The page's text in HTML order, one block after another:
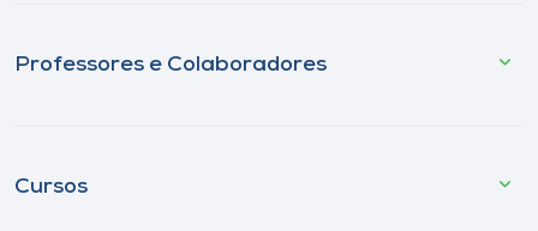
Professores e Colaboradores
Cursos